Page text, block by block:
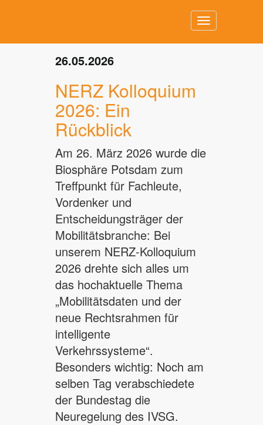
Toggle
navigation
26.05.2026
NERZ Kolloquium
2026: Ein
Rückblick
Am 26. März 2026 wurde die
Biosphäre Potsdam zum
Treffpunkt für Fachleute,
Vordenker und
Entscheidungsträger der
Mobilitätsbranche: Bei
unserem NERZ-Kolloquium
2026 drehte sich alles um
das hochaktuelle Thema
„Mobilitätsdaten und der
neue Rechtsrahmen für
intelligente
Verkehrssysteme“.
Besonders wichtig: Noch am
selben Tag verabschiedete
der Bundestag die
Neuregelung des IVSG.